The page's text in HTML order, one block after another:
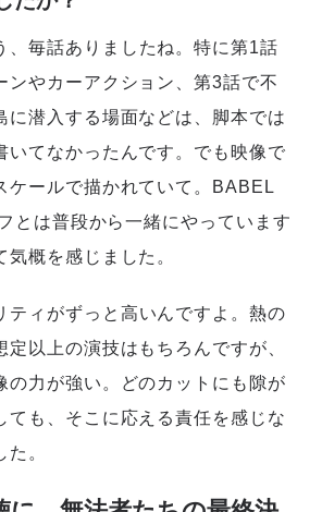
、毎話ありましたね。特に第1話
ンやカーアクション、第3話で不
に潜入する場面などは、脚本では
いてなかったんです。でも映像で
ケールで描かれていて。BABEL
とは普段から一緒にやっています
気概を感じました。
ティがずっと高いんですよ。熱の
定以上の演技はもちろんですが、
の力が強い。どのカットにも隙が
ても、そこに応える責任を感じな
。